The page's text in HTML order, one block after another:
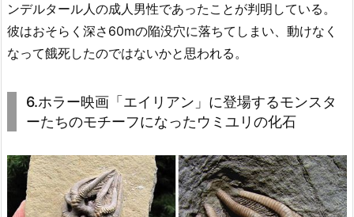
ンデルタール人の成人男性であったことが判明している。
彼はおそらく深さ60mの陥没穴に落ちてしまい、動けなく
なって餓死したのではないかと思われる。
6.ホラー映画「エイリアン」に登場するモンスタ
ーたちのモチーフになったウミユリの化石